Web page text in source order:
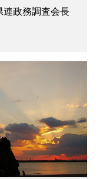
連政務調査会長